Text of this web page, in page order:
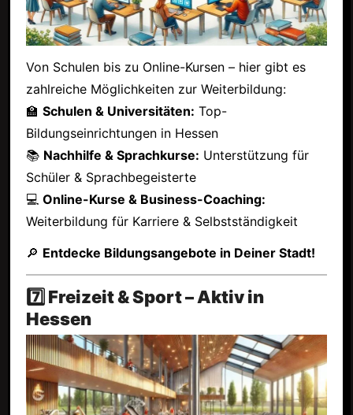
Von Schulen bis zu Online-Kursen – hier gibt es
zahlreiche Möglichkeiten zur Weiterbildung:
🏫 Schulen & Universitäten: Top-
Bildungseinrichtungen in Hessen
📚 Nachhilfe & Sprachkurse: Unterstützung für
Schüler & Sprachbegeisterte
💻 Online-Kurse & Business-Coaching:
Weiterbildung für Karriere & Selbstständigkeit
🔎 Entdecke Bildungsangebote in Deiner Stadt!
7️⃣ Freizeit & Sport – Aktiv in
Hessen